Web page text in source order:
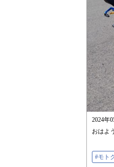
2024年
おはよ
#モト